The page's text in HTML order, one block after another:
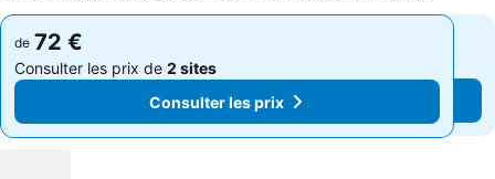
de 72 €
Consulter les prix de 2 sites
Consulter les prix
de 72 €
Consulter les prix de 2 sites
Consulter les prix